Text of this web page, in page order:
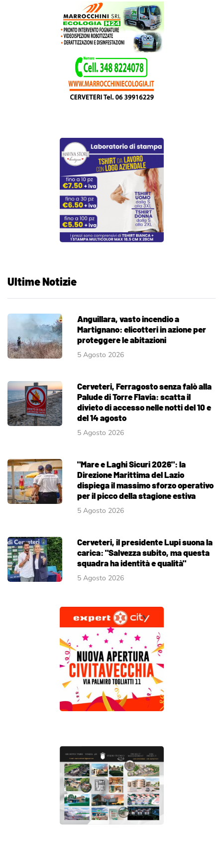
Ultime Notizie
Anguillara, vasto incendio a
Martignano: elicotteri in azione per
proteggere le abitazioni
5 Agosto 2026
Cerveteri, Ferragosto senza falò alla
Palude di Torre Flavia: scatta il
divieto di accesso nelle notti del 10 e
del 14 agosto
5 Agosto 2026
"Mare e Laghi Sicuri 2026": la
Direzione Marittima del Lazio
dispiega il massimo sforzo operativo
per il picco della stagione estiva
5 Agosto 2026
Cerveteri, il presidente Lupi suona la
carica: "Salvezza subito, ma questa
squadra ha identità e qualità"
5 Agosto 2026